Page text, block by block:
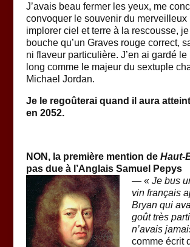
J’avais beau fermer les yeux, me
convoquer le souvenir du merveilleux
implorer ciel et terre à la rescousse, je
bouche qu’un Graves rouge correct,
ni flaveur particulière. J’en ai gardé le
long comme le majeur du sextuple
Michael Jordan.
Je le regoûterai quand il aura
en 2052.
NON, la première mention de Haut-
pas due à l’Anglais Samuel Pepys
— « Je bus
vin français
Bryan qui
goût très
n’avais
comme écrit